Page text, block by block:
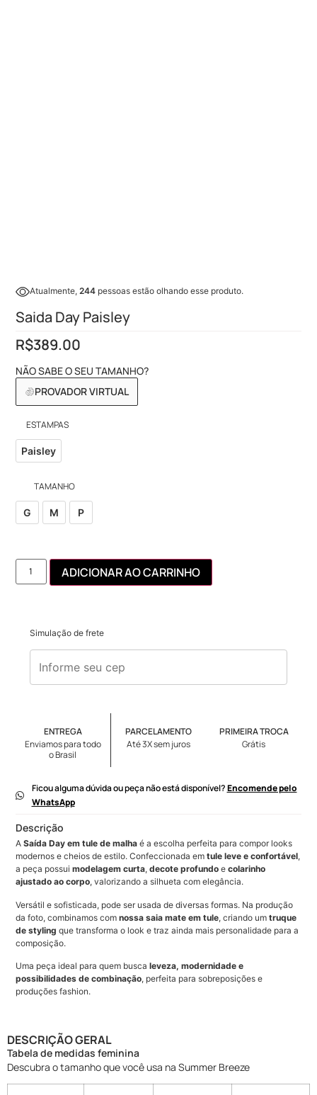
Atualmente, 244 pessoas estão olhando esse produto.
Saida Day Paisley
R$389.00
NÃO SABE O SEU TAMANHO?
PROVADOR VIRTUAL
ESTAMPAS
Paisley
TAMANHO
G M P
ADICIONAR AO CARRINHO
Simulação de frete
ENTREGA
Enviamos para todo
o Brasil
PARCELAMENTO
Até 3X sem juros
PRIMEIRA TROCA
Grátis
Ficou alguma dúvida ou peça não está disponível?Encomende pelo
WhatsApp
Descrição
A Saída Day em tule de malha é a escolha perfeita para compor looks
modernos e cheios de estilo. Confeccionada em tule leve e confortável,
a peça possui modelagem curta, decote profundo e colarinho
ajustado ao corpo, valorizando a silhueta com elegância.
Versátil e sofisticada, pode ser usada de diversas formas. Na produção
da foto, combinamos com nossa saia mate em tule, criando um truque
de styling que transforma o look e traz ainda mais personalidade para a
composição.
Uma peça ideal para quem busca leveza, modernidade e
possibilidades de combinação, perfeita para sobreposições e
produções fashion.
DESCRIÇÃO GERAL
Tabela de medidas feminina
Descubra o tamanho que você usa na Summer Breeze